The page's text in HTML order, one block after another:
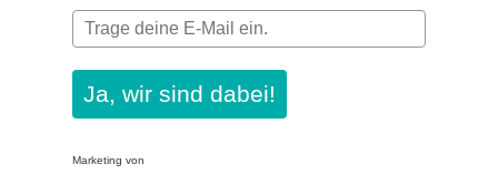
Ja, wir sind dabei!
Marketing von